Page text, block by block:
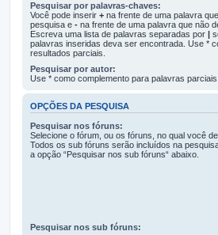
Pesquisar por palavras-chaves:
Você pode inserir + na frente de uma palavra
pesquisa e - na frente de uma palavra que não
Escreva uma lista de palavras separadas por
palavras inseridas deva ser encontrada. Use *
resultados parciais.
Pesquisar por autor:
Use * como complemento para palavras parciais.
OPÇÕES DA PESQUISA
Pesquisar nos fóruns:
Selecione o fórum, ou os fóruns, no qual você
Todos os sub fóruns serão incluídos na
a opção “Pesquisar nos sub fóruns“ abaixo.
Pesquisar nos sub fóruns: